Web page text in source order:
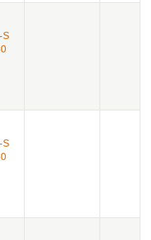
S
S